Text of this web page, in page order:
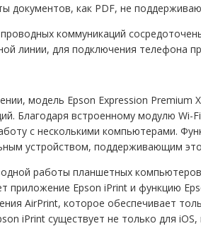
документов, как PDF, не
коммуникаций
линии, для подключения телефона
модель Epson Expression
Благодаря встроенному модулю
с несколькими компьютерами.
устройством, поддерживающим
работы планшетных
приложение Epson iPrint и функцию
AirPrint, которое обеспечивает
iPrint существует не только для